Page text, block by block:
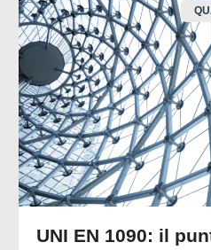
UNI EN 1090: il